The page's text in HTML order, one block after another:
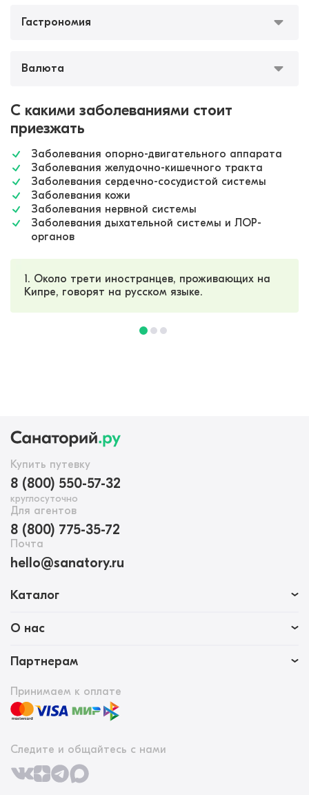
Гастрономия
Валюта
С какими заболеваниями стоит
приезжать
Заболевания опорно-двигательного аппарата
Заболевания желудочно-кишечного тракта
Заболевания сердечно-сосудистой системы
Заболевания кожи
Заболевания нервной системы
Заболевания дыхательной системы и ЛОР-
органов
1. Около трети иностранцев, проживающих на
Кипре, говорят на русском языке.
Купить путевку
8 (800) 550-57-32
круглосуточно
Для агентов
8 (800) 775-35-72
Почта
hello@sanatory.ru
Каталог
О нас
Партнерам
Принимаем к оплате
Следите и общайтесь с нами